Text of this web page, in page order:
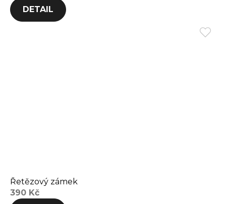
DETAIL
Řetězový zámek
390 Kč